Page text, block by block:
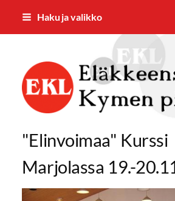
Siirry
Haku ja valikko
"Elinvoimaa" Kurssi
Marjolassa 19.-